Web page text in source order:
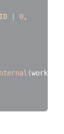
0,
(worker